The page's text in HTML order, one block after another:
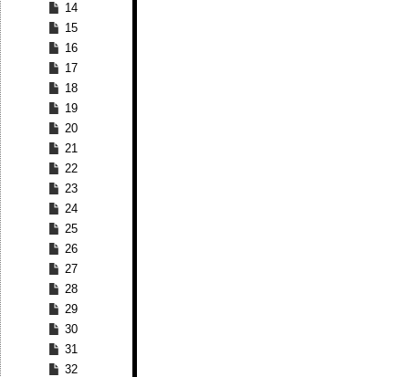
14
15
16
17
18
19
20
21
22
23
24
25
26
27
28
29
30
31
32